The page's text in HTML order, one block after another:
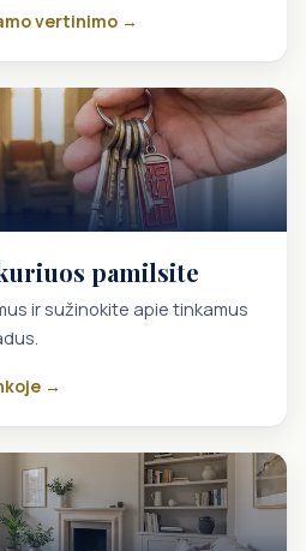
vertinimo →
pamilsite
ir sužinokite apie tinkamus
→